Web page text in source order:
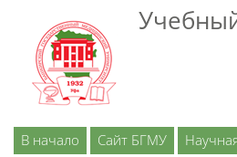
Перейти к основному содержанию
В начало Сайт БГМУ